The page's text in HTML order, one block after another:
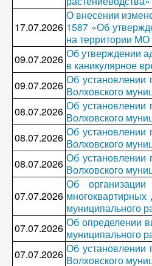
17.07.2026
О внесении
1587 «Об
на территории МО
09.07.2026 Об утверждении
в каникулярное
09.07.2026 Об установлении
Волховского
08.07.2026 Об установлении
Волховского
08.07.2026 Об установлении
Волховского
08.07.2026 Об установлении
Волховского
07.07.2026
Об
муниципального
07.07.2026 Об определении
муниципального
07.07.2026 Об установлении
Волховского